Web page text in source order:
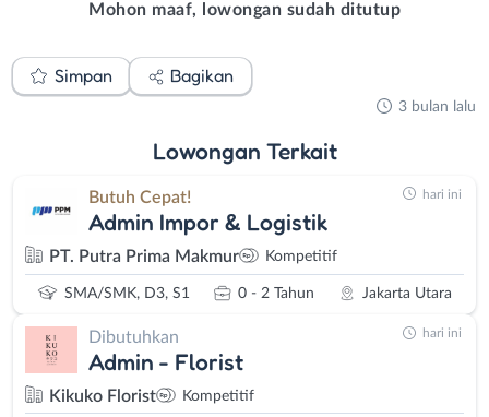
Mohon maaf, lowongan sudah ditutup
Simpan Bagikan
3 bulan lalu
Lowongan Terkait
Butuh Cepat!
Admin Impor & Logistik
PT. Putra Prima Makmur Kompetitif
SMA/SMK, D3, S1 0 - 2 Tahun Jakarta Utara
hari ini
Dibutuhkan
Admin - Florist
Kikuko Florist Kompetitif
hari ini